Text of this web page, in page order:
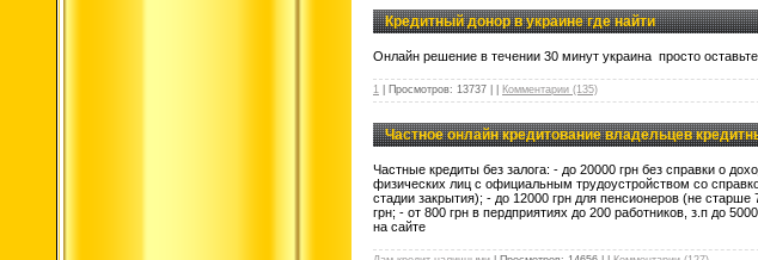
Кредитный донор в украине где найти
Онлайн решение в течении 30 минут украина просто
1 Просмотров: 13737 Комментарии (135)
Частное онлайн кредитование владельцев
Частные кредиты без залога: - до 20000 грн без справки о
физических лиц с официальным трудоустройством со
стадии закрытия); - до 12000 грн для пенсионеров (не
грн; - от 800 грн в пердприятиях до 200 работников, з.п до
на сайте